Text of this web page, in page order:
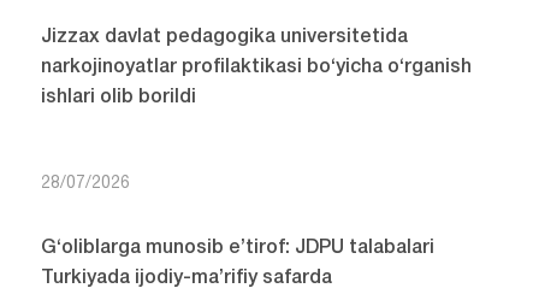
Jizzax davlat pedagogika universitetida
narkojinoyatlar profilaktikasi bo‘yicha o‘rganish
ishlari olib borildi
28/07/2026
G‘oliblarga munosib e’tirof: JDPU talabalari
Turkiyada ijodiy-ma’rifiy safarda